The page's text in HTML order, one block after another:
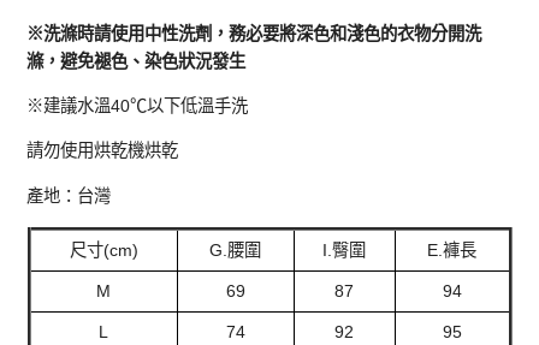
※洗滌時請使用中性洗劑，務必要將深色和淺色的衣物分開洗
滌，避免褪色、染色狀況發生
※建議水溫40℃以下低溫手洗
請勿使用烘乾機烘乾
產地：台灣
尺寸(cm) G.腰圍 I.臀圍 E.褲長
M 69 87 94
L 74 92 95